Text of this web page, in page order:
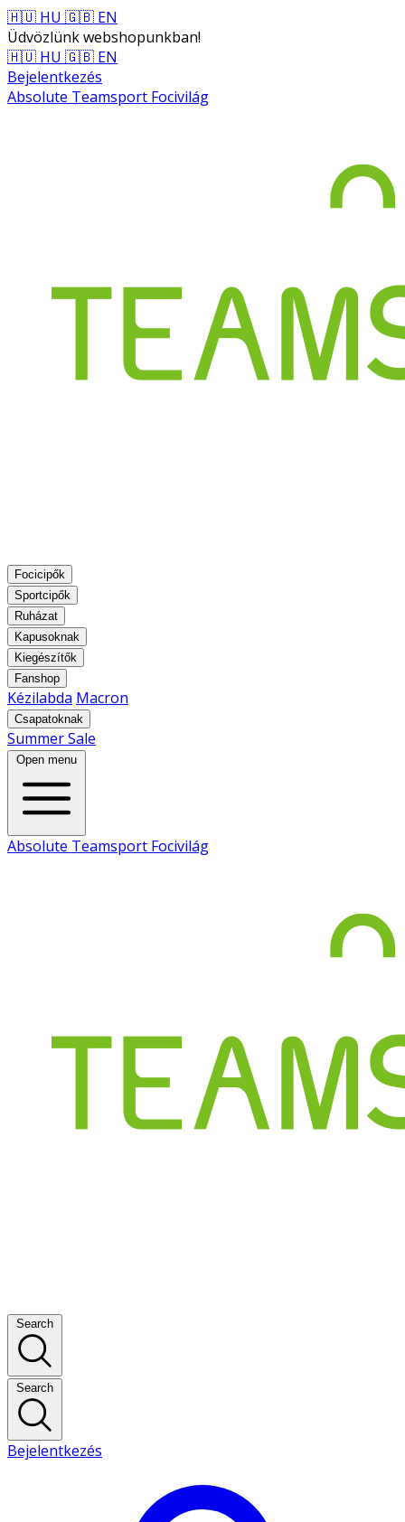
🇭🇺 HU 🇬🇧 EN
Üdvözlünk webshopunkban!
🇭🇺 HU 🇬🇧 EN
Bejelentkezés
Absolute Teamsport Focivilág
Focicipők
Sportcipők
Ruházat
Kapusoknak
Kiegészítők
Fanshop
Kézilabda Macron
Csapatoknak
Summer Sale
Open menu
Absolute Teamsport Focivilág
Search
Search
Bejelentkezés